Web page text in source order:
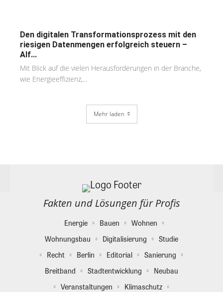
Den digitalen Transformationsprozess mit den
riesigen Datenmengen erfolgreich steuern –
Alf...
Mit Blick auf die vielen Herausforderungen in der Branche,
wie Energieeffizienz,...
Mehr laden
Fakten und Lösungen für Profis
Energie Bauen
Wohnen
Wohnungsbau
Digitalisierung
Studie
Recht
Berlin Editorial
Sanierung
Breitband
Stadtentwicklung
Neubau
Veranstaltungen
Klimaschutz